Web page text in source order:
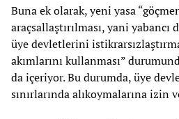
Buna ek olarak, yeni yasa
araçsallaştırılması, yani
üye devletlerini
akımlarını kullanması”
da içeriyor. Bu durumda, üye
sınırlarında alıkoymalarına izin